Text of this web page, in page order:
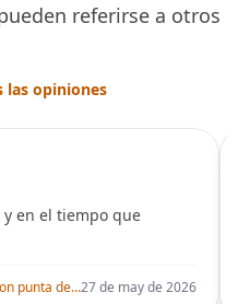
referirse a otros
las opiniones
en el tiempo que
Ohuhu Marcadores de alcohol con punta de pincel – Juego de marcadores artísticos de doble punta con certificación AP para artistas adultos27 de may de 2026